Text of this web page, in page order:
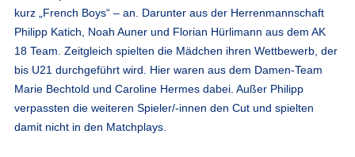
kurz „French Boys“ – an. Darunter aus der Herrenmannschaft
Philipp Katich, Noah Auner und Florian Hürlimann aus dem AK
18 Team. Zeitgleich spielten die Mädchen ihren Wettbewerb, der
bis U21 durchgeführt wird. Hier waren aus dem Damen-Team
Marie Bechtold und Caroline Hermes dabei. Außer Philipp
verpassten die weiteren Spieler/-innen den Cut und spielten
damit nicht in den Matchplays.